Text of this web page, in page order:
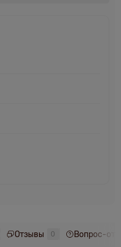
Отзывы 0 Вопрос-